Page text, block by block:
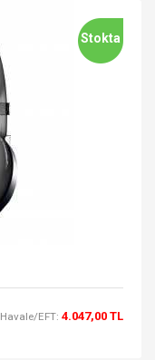
Stokta
Havale/EFT: 4.047,00 TL